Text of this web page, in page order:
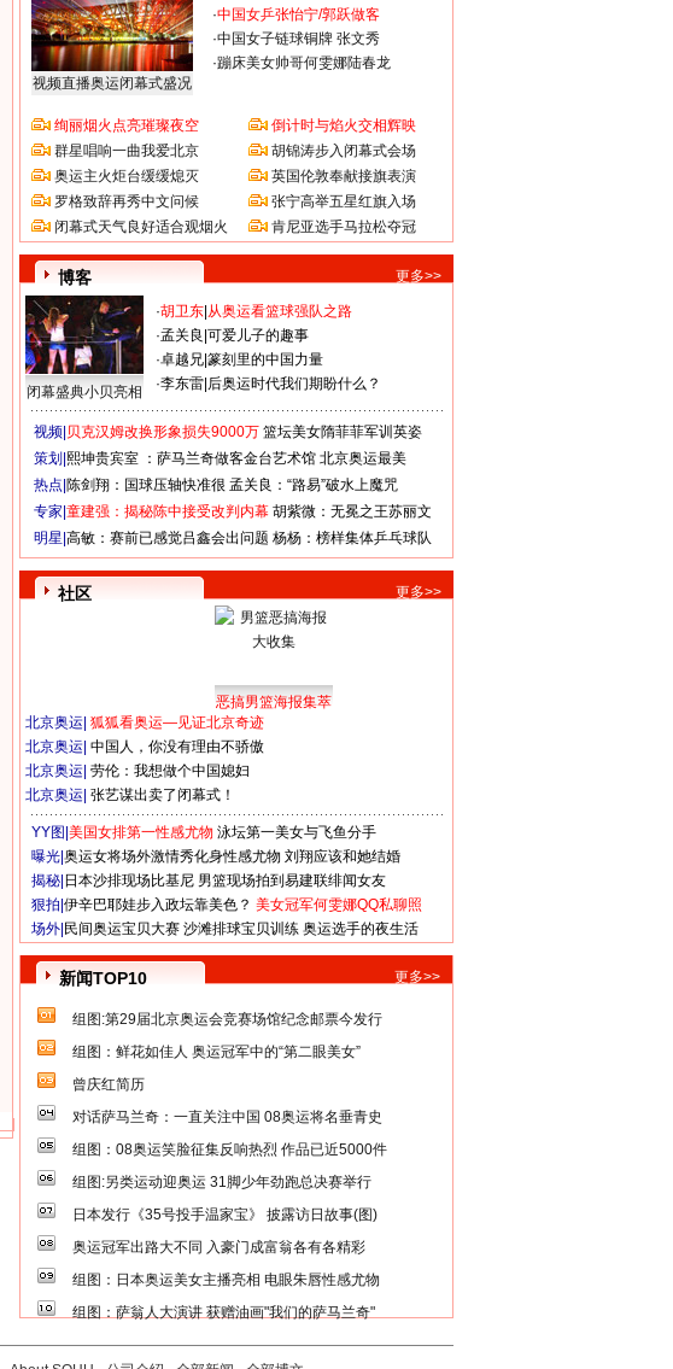
视频直播奥运闭幕式盛况
·中国女乒张怡宁/郭跃做客
·中国女子链球铜牌 张文秀
·蹦床美女帅哥何雯娜陆春龙
绚丽烟火点亮璀璨夜空
群星唱响一曲我爱北京
奥运主火炬台缓缓熄灭
罗格致辞再秀中文问候
闭幕式天气良好适合观烟火
倒计时与焰火交相辉映
胡锦涛步入闭幕式会场
英国伦敦奉献接旗表演
张宁高举五星红旗入场
肯尼亚选手马拉松夺冠
博客 更多>>
闭幕盛典小贝亮相
·胡卫东 从奥运看篮球强队之路
·孟关良 可爱儿子的趣事
·卓越兄 篆刻里的中国力量
·李东雷 后奥运时代我们期盼什么？
视频| 贝克汉姆改换形象损失9000万 篮坛美女隋菲菲军训英姿
策划| 熙坤贵宾室 ：萨马兰奇做客金台艺术馆 北京奥运最美
热点| 陈剑翔：国球压轴快准很 孟关良：“路易”破水上魔咒
专家| 童建强：揭秘陈中接受改判内幕 胡紫微：无冕之王苏丽文
明星| 高敏：赛前已感觉吕鑫会出问题 杨杨：榜样集体乒乓球队
社区 更多>>
恶搞男篮海报集萃
北京奥运 狐狐看奥运—见证北京奇迹
北京奥运 中国人，你没有理由不骄傲
北京奥运 劳伦：我想做个中国媳妇
北京奥运 张艺谋出卖了闭幕式！
YY图| 美国女排第一性感尤物 泳坛第一美女与飞鱼分手
曝光| 奥运女将场外激情秀化身性感尤物 刘翔应该和她结婚
揭秘| 日本沙排现场比基尼 男篮现场拍到易建联绯闻女友
狠拍| 伊辛巴耶娃步入政坛靠美色？ 美女冠军何雯娜QQ私聊照
场外| 民间奥运宝贝大赛 沙滩排球宝贝训练 奥运选手的夜生活
新闻TOP10 更多>>
组图:第29届北京奥运会竞赛场馆纪念邮票今发行
组图：鲜花如佳人 奥运冠军中的“第二眼美女”
曾庆红简历
对话萨马兰奇：一直关注中国 08奥运将名垂青史
组图：08奥运笑脸征集反响热烈 作品已近5000件
组图:另类运动迎奥运 31脚少年劲跑总决赛举行
日本发行《35号投手温家宝》 披露访日故事(图)
奥运冠军出路大不同 入豪门成富翁各有各精彩
组图：日本奥运美女主播亮相 电眼朱唇性感尤物
组图：萨翁人大演讲 获赠油画"我们的萨马兰奇"